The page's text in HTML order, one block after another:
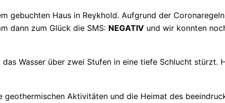
gebuchten Haus in Reykhold. Aufgrund der
dann zum Glück die SMS: NEGATIV und wir konnten
Wasser über zwei Stufen in eine tiefe Schlucht stürzt.
Aktivitäten und die Heimat des